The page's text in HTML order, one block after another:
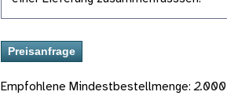
Empfohlene Mindestbestellmenge:2.000